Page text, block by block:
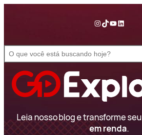
conteúdo
InstagramTikTok YouTube LinkedIn
e
Leia nosso blog e transforme seu
em renda.